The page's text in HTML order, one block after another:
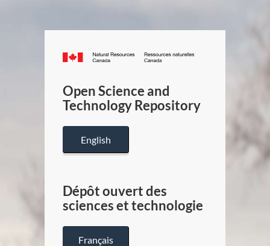
Canada.ca
/
Canada
Open Science and
Technology Repository
English
Dépôt ouvert des
sciences et technologie
Français